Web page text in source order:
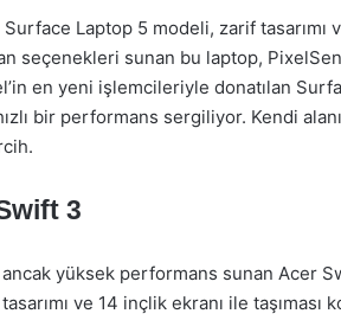
Surface Laptop 5 modeli, zarif
seçenekleri sunan bu laptop,
en yeni işlemcileriyle donatılan
bir performans sergiliyor. Kendi
3
yüksek performans sunan Acer
ve 14 inçlik ekranı ile